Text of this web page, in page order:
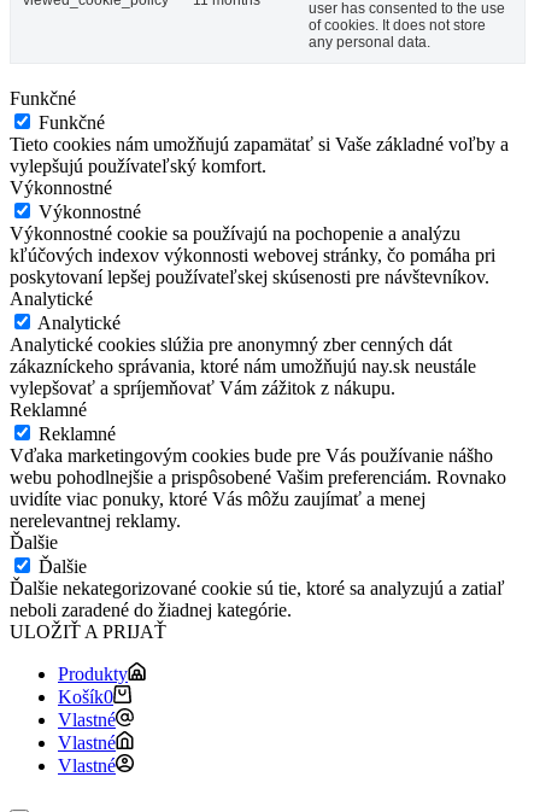
user has consented to the use
of cookies. It does not store
any personal data.
Funkčné
Funkčné
Tieto cookies nám umožňujú zapamätať si Vaše základné voľby a
vylepšujú používateľský komfort.
Výkonnostné
Výkonnostné
Výkonnostné cookie sa používajú na pochopenie a analýzu
kľúčových indexov výkonnosti webovej stránky, čo pomáha pri
poskytovaní lepšej používateľskej skúsenosti pre návštevníkov.
Analytické
Analytické
Analytické cookies slúžia pre anonymný zber cenných dát
zákazníckeho správania, ktoré nám umožňujú nay.sk neustále
vylepšovať a spríjemňovať Vám zážitok z nákupu.
Reklamné
Reklamné
Vďaka marketingovým cookies bude pre Vás používanie nášho
webu pohodlnejšie a prispôsobené Vašim preferenciám. Rovnako
uvidíte viac ponuky, ktoré Vás môžu zaujímať a menej
nerelevantnej reklamy.
Ďalšie
Ďalšie
Ďalšie nekategorizované cookie sú tie, ktoré sa analyzujú a zatiaľ
neboli zaradené do žiadnej kategórie.
ULOŽIŤ A PRIJAŤ
Produkty
Košík0
Vlastné
Vlastné
Vlastné